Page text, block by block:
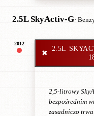
2.5L SkyActiv-G·
2012
✖
2.5L
2,5-litrowy
bezpośrednim
zasadniczo